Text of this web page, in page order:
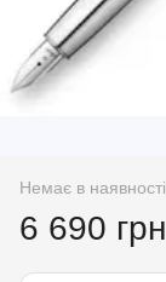
Немає в наявності
6 690 грн